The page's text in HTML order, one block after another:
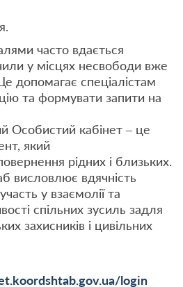
часто вдається
у місцях несвободи вже
допомагає спеціалістам
та формувати запити на
Особистий кабінет – це
який
рідних і близьких.
висловлює вдячність
у взаємолії та
спільних зусиль задля
захисників і цивільних
login